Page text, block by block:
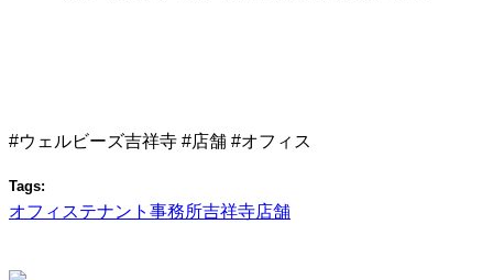
#ウェルビーズ吉祥寺 #店舗 #オフィス
Tags:
オフィステナント 事務所吉祥寺店舗